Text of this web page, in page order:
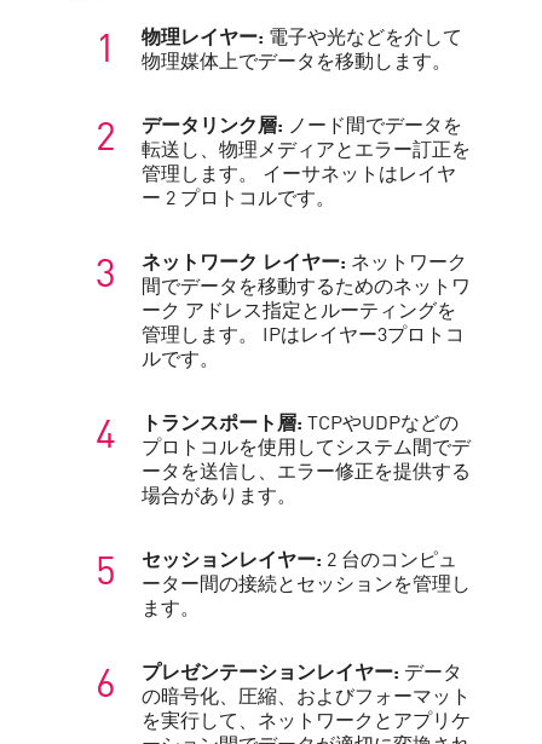
物理レイヤー: 電子や光などを介して
物理媒体上でデータを移動します。
データリンク層: ノード間でデータを
転送し、物理メディアとエラー訂正を
管理します。 イーサネットはレイヤ
ー 2 プロトコルです。
ネットワーク レイヤー: ネットワーク
間でデータを移動するためのネットワ
ーク アドレス指定とルーティングを
管理します。 IPはレイヤー3プロトコ
ルです。
トランスポート層: TCPやUDPなどの
プロトコルを使用してシステム間でデ
ータを送信し、エラー修正を提供する
場合があります。
セッションレイヤー: 2 台のコンピュ
ーター間の接続とセッションを管理し
ます。
プレゼンテーションレイヤー: データ
の暗号化、圧縮、およびフォーマット
を実行して、ネットワークとアプリケ